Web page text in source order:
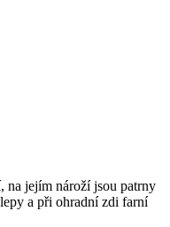
na jejím nároží jsou patrny
a při ohradní zdi farní